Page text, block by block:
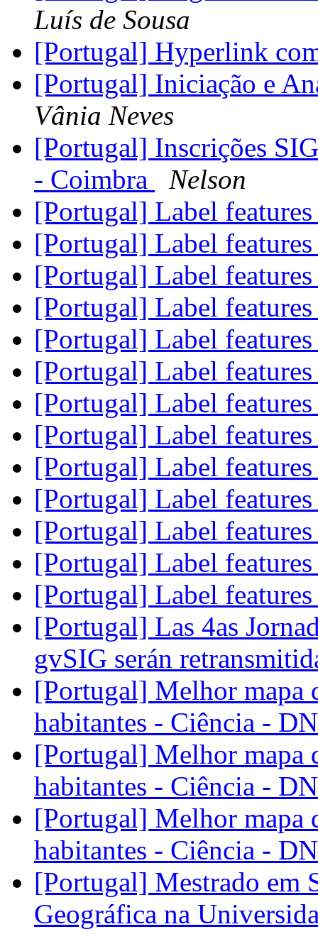
Luís de Sousa
[Portugal] Hyperlink
[Portugal] Iniciação e
Vânia Neves
[Portugal] Inscrições
- Coimbra
Nelson
[Portugal] Label
[Portugal] Label
[Portugal] Label
[Portugal] Label
[Portugal] Label
[Portugal] Label
[Portugal] Label
[Portugal] Label
[Portugal] Label
[Portugal] Label
[Portugal] Label
[Portugal] Label
[Portugal] Label
[Portugal] Las 4as
gvSIG serán
[Portugal] Melhor mapa
habitantes - Ciência -
[Portugal] Melhor mapa
habitantes - Ciência -
[Portugal] Melhor mapa
habitantes - Ciência -
[Portugal] Mestrado em
Geográfica na